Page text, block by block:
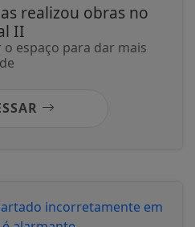
realizou obras no
II
espaço para dar mais